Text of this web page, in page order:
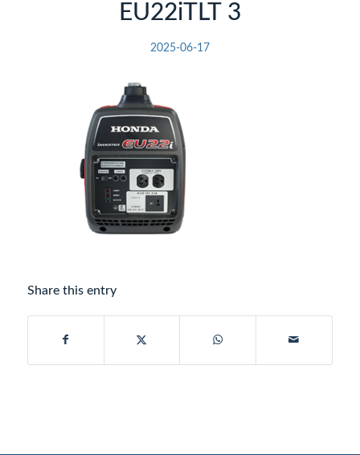
EU22iTLT 3
2025-06-17
Share this entry